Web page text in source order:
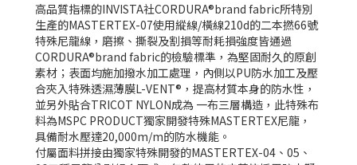
高品質指標的INVISTA社CORDURA®brand fabric所特別
生產的MASTERTEX-07使用縱線/橫線210d的二本撚66號
特殊尼龍線，磨擦、撕裂及割損等耐耗損強度皆通過
CORDURA®brand fabric的檢驗標準，為堅固耐久的原創
素材；表面均施加撥水加工處理，內側以PU防水加工及壓
合夾入特殊透濕薄膜L-VENT®，提高材質本身的防水性，
並另外貼合TRICOT NYLON成為 一布三層構造，此特殊布
料為MSPC PRODUCT獨家開發特殊MASTERTEX尼龍，
具備耐水壓達20,000m/m的防水機能。
付屬面料拼接由獨家特殊開發的MASTERTEX-04、05、